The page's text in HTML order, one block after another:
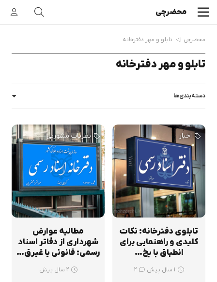
محضرچی
محضرچی ◁ تابلو و مهر دفترخانه
تابلو و مهر دفترخانه
دسته‌بندی‌ها
اخبار
تابلوی دفترخانه: نکات
کلیدی و راهنمایی برای
انطباق با بخ…
1 سال پیش 2دیدگاه
نظریات مشورتی
مطالبه عوارض
شهرداری از دفاتر اسناد
رسمی: قانونی یا غیرق…
2 سال پیش